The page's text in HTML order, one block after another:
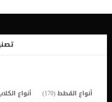
منتصف العمر، وغيرها يكون هذا
شائعة
طريقة رعاية
أنواع القطط(170) أنواع